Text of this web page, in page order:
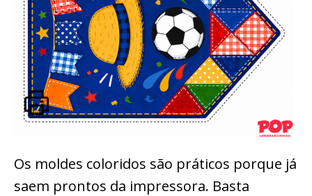
Os moldes coloridos são práticos porque já
saem prontos da impressora. Basta